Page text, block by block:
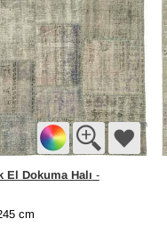
El Dokuma Halı -
cm